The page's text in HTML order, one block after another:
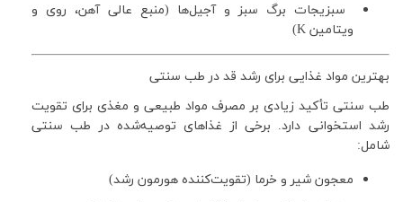
سبزیجات برگ سبز و آجیل‌ها (منبع عالی آهن، روی و
ویتامین K)
بهترین مواد غذایی برای رشد قد در طب سنتی
طب سنتی تأکید زیادی بر مصرف مواد طبیعی و مغذی برای تقویت
رشد استخوانی دارد. برخی از غذاهای توصیه‌شده در طب سنتی
شامل:
معجون شیر و خرما (تقویت‌کننده هورمون رشد)